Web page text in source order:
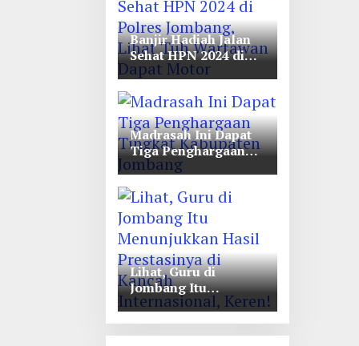
Banjir Hadiah Jalan
Sehat HPN 2024 di
Polres Jombang,
Dapat Motor
Madrasah Ini Dapat
Tiga Penghargaan
Tingkat Kabupaten
Lihat, Guru di
Jombang Itu
Menunjukkan Hasil
Prestasinya di
Kancah